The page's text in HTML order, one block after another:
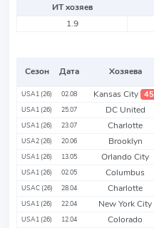
ИТ хозяев
1.9
Сезон Дата Хозяева
USA1 (26) 02.08 Kansas City 45
USA1 (26) 25.07 DC United
USA1 (26) 23.07 Charlotte
USA2 (26) 20.06 Brooklyn
USA1 (26) 13.05 Orlando City
USA1 (26) 02.05 Columbus
USAC (26) 28.04 Charlotte
USA1 (26) 22.04 New York City
USA1 (26) 12.04 Colorado